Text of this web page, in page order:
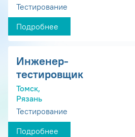
Тестирование
Подробнее
Инженер-
тестировщик
Томск,
Рязань
Тестирование
Подробнее